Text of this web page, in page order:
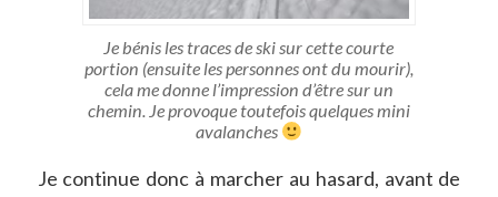
Je bénis les traces de ski sur cette courte
portion (ensuite les personnes ont du mourir),
cela me donne l’impression d’être sur un
chemin. Je provoque toutefois quelques mini
avalanches
Je continue donc à marcher au hasard, avant de